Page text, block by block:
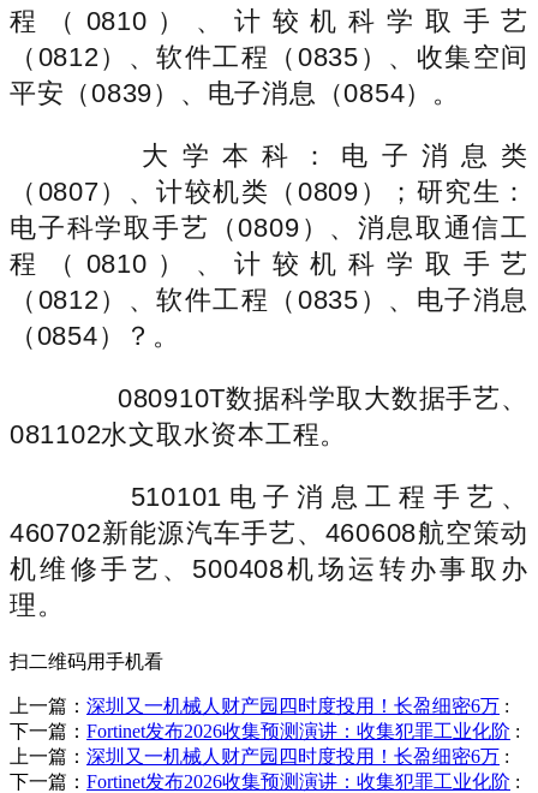
程（0810）、计较机科学取手艺
（0812）、软件工程（0835）、收集空间
平安（0839）、电子消息（0854）。
大学本科：电子消息类
（0807）、计较机类（0809）；研究生：
电子科学取手艺（0809）、消息取通信工
程（0810）、计较机科学取手艺
（0812）、软件工程（0835）、电子消息
（0854）？。
080910T数据科学取大数据手艺、
081102水文取水资本工程。
510101电子消息工程手艺、
460702新能源汽车手艺、460608航空策动
机维修手艺、500408机场运转办事取办
理。
扫二维码用手机看
上一篇： 深圳又一机械人财产园四时度投用！长盈细密6万 :
下一篇： Fortinet发布2026收集预测演讲：收集犯罪工业化阶 :
上一篇： 深圳又一机械人财产园四时度投用！长盈细密6万 :
下一篇： Fortinet发布2026收集预测演讲：收集犯罪工业化阶 :